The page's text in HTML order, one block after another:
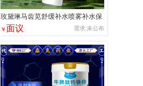
玫黛琳马齿苋舒缓补水喷雾补水保
湿沁润舒缓肌肤长效锁水补水喷雾
￥ 面议 需求:未公布